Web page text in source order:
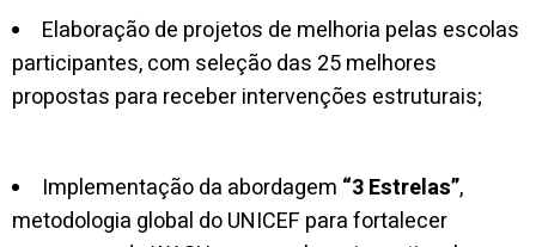
Elaboração de projetos de melhoria pelas escolas
participantes, com seleção das 25 melhores
propostas para receber intervenções estruturais;
Implementação da abordagem “3 Estrelas”,
metodologia global do UNICEF para fortalecer